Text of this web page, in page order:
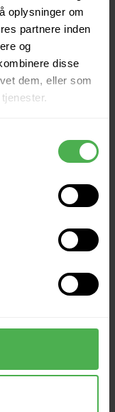
oplysninger om
partnere inden
og
disse
dem, eller som